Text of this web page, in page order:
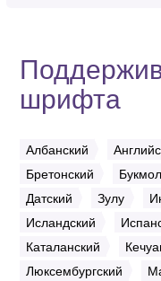
шрифта
Албанский
Бретонский
Букмол
Датский
Зулу
Исландский
Каталанский
Люксембургский